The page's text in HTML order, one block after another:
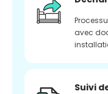
avec
Suivi